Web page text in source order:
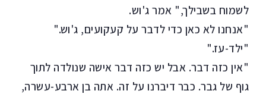
לשמוח בשבילך," אמר ג'וש.
"אנחנו לא כאן כדי לדבר על קעקועים, ג'וש."
"ילד-עז."
"אין כזה דבר. אבל יש כזה דבר אישה שנולדה לתוך
גוף של גבר. כבר דיברנו על זה. אתה בן ארבע-עשרה,